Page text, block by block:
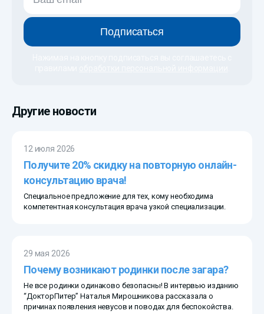
Подписаться
Другие новости
12 июля 2026
Получите 20% скидку на повторную онлайн-
консультацию врача!
Специальное предложение для тех, кому необходима
компетентная консультация врача узкой специализации.
29 мая 2026
Почему возникают родинки после загара?
Не все родинки одинаково безопасны! В интервью изданию
“ДокторПитер” Наталья Мирошникова рассказала о
причинах появления невусов и поводах для беспокойства.